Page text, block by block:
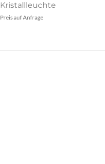
Kristallleuchte
Preis auf Anfrage